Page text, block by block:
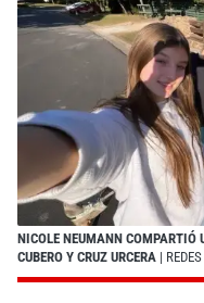
NICOLE NEUMANN COMPARTIÓ
CUBERO Y CRUZ URCERA |